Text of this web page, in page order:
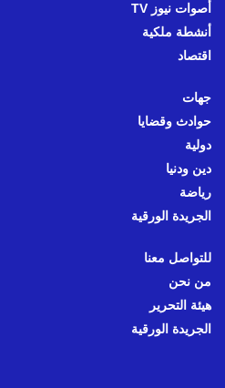
أصوات نيوز TV
أنشطة ملكية
اقتصاد
جهات
حوادث وقضايا
دولية
دين ودنيا
رياضة
الجريدة الورقية
للتواصل معنا
من نحن
هيئة التحرير
الجريدة الورقية